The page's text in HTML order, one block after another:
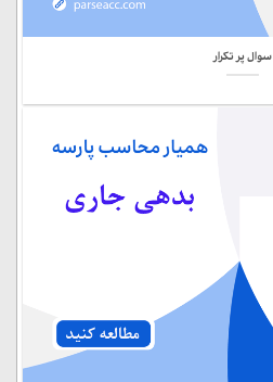
سوال پر تکرار